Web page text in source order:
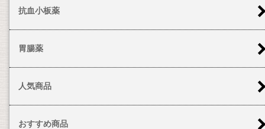
抗血小板薬
胃腸薬
人気商品
おすすめ商品